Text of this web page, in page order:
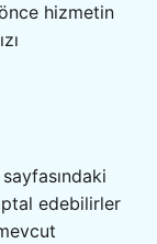
hizmetin
sayfasındaki
edebilirler